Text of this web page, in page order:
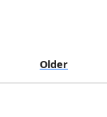
Older